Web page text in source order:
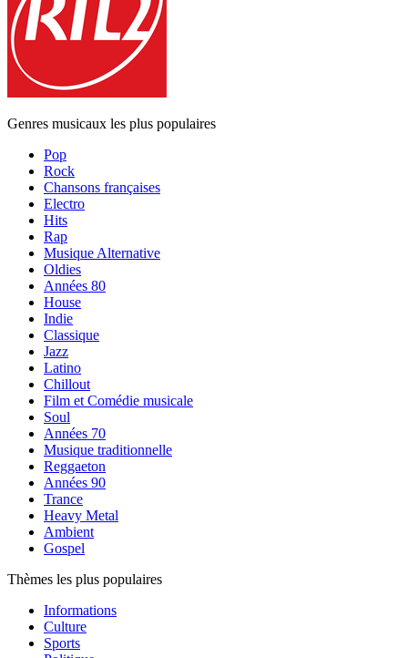
Genres musicaux les plus populaires
Pop
Rock
Chansons françaises
Electro
Hits
Rap
Musique Alternative
Oldies
Années 80
House
Indie
Classique
Jazz
Latino
Chillout
Film et Comédie musicale
Soul
Années 70
Musique traditionnelle
Reggaeton
Années 90
Trance
Heavy Metal
Ambient
Gospel
Thèmes les plus populaires
Informations
Culture
Sports